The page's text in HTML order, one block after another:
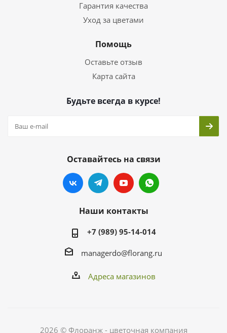
Гарантия качества
Уход за цветами
Помощь
Оставьте отзыв
Карта сайта
Будьте всегда в курсе!
Оставайтесь на связи
Наши контакты
+7 (989) 95-14-014
managerdo@florang.ru
Адреса магазинов
2026 © Флоранж - цветочная компания